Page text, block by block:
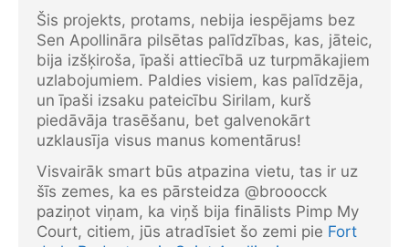
Šis projekts, protams, nebija iespējams bez
Sen Apollināra pilsētas palīdzības, kas, jāteic,
bija izšķiroša, īpaši attiecībā uz turpmākajiem
uzlabojumiem. Paldies visiem, kas palīdzēja,
un īpaši izsaku pateicību Sirilam, kurš
piedāvāja trasēšanu, bet galvenokārt
uzklausīja visus manus komentārus!
Visvairāk smart būs atpazina vietu, tas ir uz
šīs zemes, ka es pārsteidza @brooocck
paziņot viņam, ka viņš bija finālists Pimp My
Court, citiem, jūs atradīsiet šo zemi pie Fort